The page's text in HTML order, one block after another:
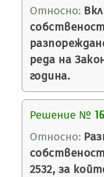
Относно:
реда на
година.
Решение №
Относно:
2532, за